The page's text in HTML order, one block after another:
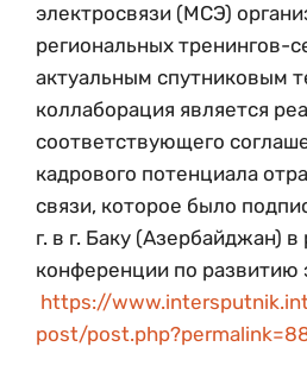
электросвязи (МСЭ)
региональных тренингов-
актуальным спутниковым
коллаборация является
соответствующего
кадрового потенциала
связи, которое было
г. в г. Баку (Азербайджан)
конференции по развитию
https://
post/